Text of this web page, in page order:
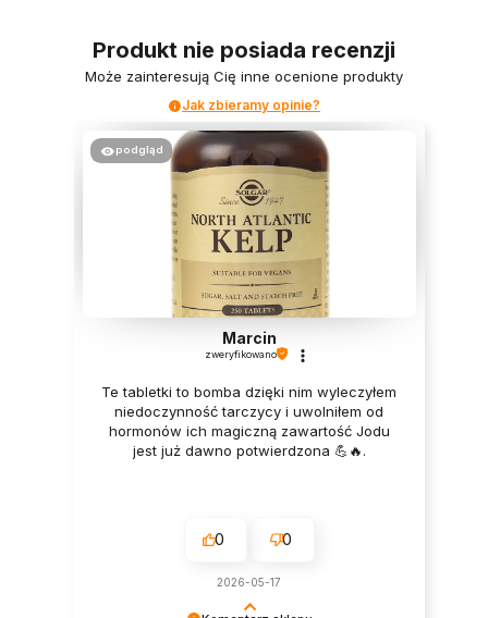
Produkt nie posiada recenzji
Może zainteresują Cię inne ocenione produkty
Jak zbieramy opinie?
podgląd
Marcin
zweryfikowano
Te tabletki to bomba dzięki nim wyleczyłem
niedoczynność tarczycy i uwolniłem od
hormonów ich magiczną zawartość Jodu
jest już dawno potwierdzona 💪🔥.
0 0
2026-05-17